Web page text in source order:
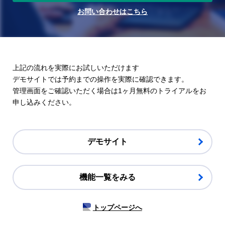
お問い合わせはこちら
上記の流れを実際にお試しいただけます
デモサイトでは予約までの操作を実際に確認できます。
管理画面をご確認いただく場合は1ヶ月無料のトライアルをお
申し込みください。
デモサイト
機能一覧をみる
トップページへ